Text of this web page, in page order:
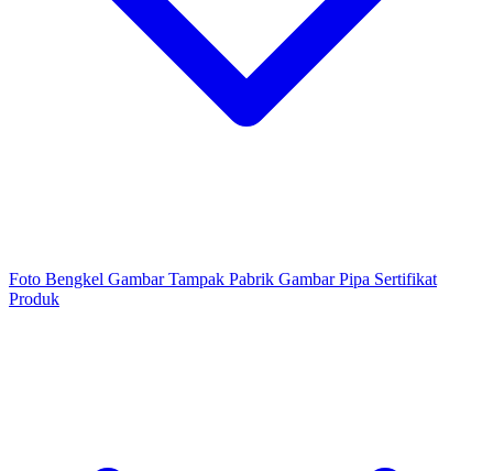
Foto Bengkel Gambar Tampak Pabrik Gambar Pipa Sertifikat
Produk